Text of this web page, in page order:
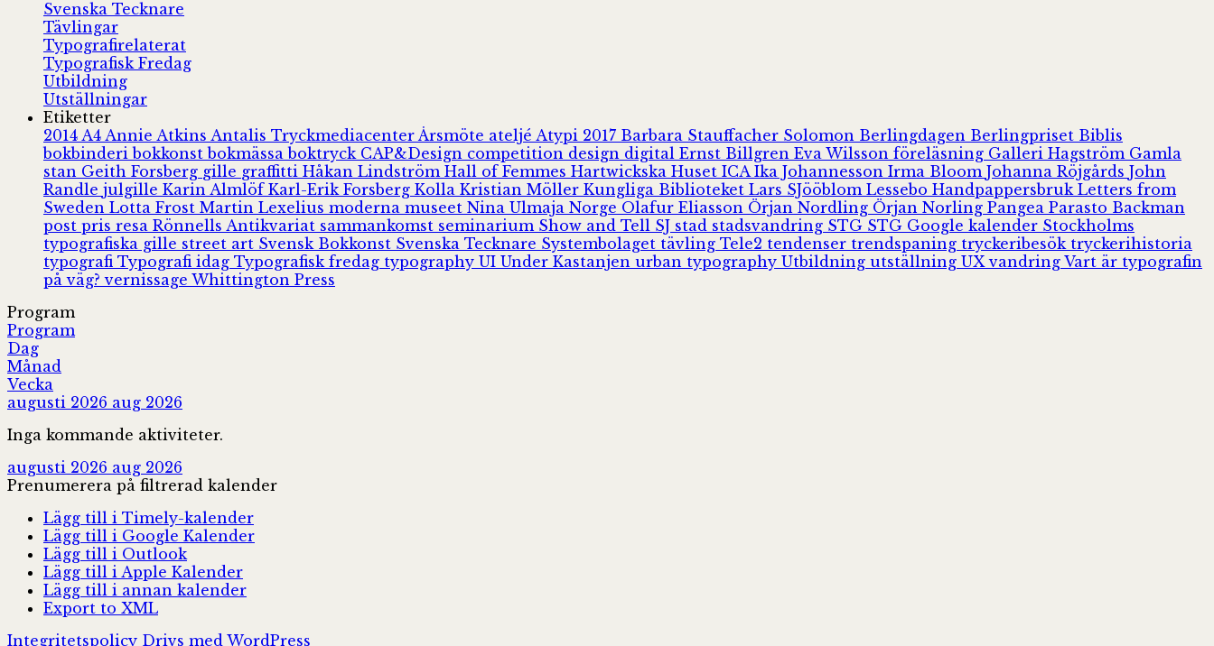
Svenska Tecknare
Tävlingar
Typografirelaterat
Typografisk Fredag
Utbildning
Utställningar
Etiketter
2014 A4 Annie Atkins Antalis Tryckmediacenter Årsmöte ateljé Atypi 2017 Barbara Stauffacher Solomon Berlingdagen Berlingpriset Biblis
bokbinderibokkonstbokmässaboktryck CAP&Design competition design digital Ernst Billgren Eva Wilsson föreläsning Galleri Hagström Gamla
stan Geith Forsberg gille graffitti Håkan Lindström Hall of Femmes Hartwickska Huset ICA Ika Johannesson Irma Bloom Johanna Röjgårds John
Randle julgille Karin Almlöf Karl-Erik Forsberg Kolla Kristian Möller Kungliga Biblioteket Lars SJööblom Lessebo Handpappersbruk Letters from
Sweden Lotta Frost Martin Lexelius moderna museet Nina Ulmaja Norge Olafur Eliasson Örjan Nordling Örjan Norling Pangea Parasto Backman
post pris resa Rönnells Antikvariat sammankomst seminarium Show and Tell SJ stad stadsvandring STG STG Google kalender Stockholms
typografiska gille street art Svensk Bokkonst Svenska Tecknare Systembolaget tävling Tele2 tendenser trendspaning tryckeribesök tryckerihistoria
typografi Typografi idag Typografisk fredag typography UI Under Kastanjen urban typography Utbildning utställning UXvandring Vart är typografin
på väg?vernissage Whittington Press
Program
Program
Dag
Månad
Vecka
augusti 2026 aug 2026
Inga kommande aktiviteter.
augusti 2026 aug 2026
Prenumerera på filtrerad kalender
Lägg till i Timely-kalender
Lägg till i Google Kalender
Lägg till i Outlook
Lägg till i Apple Kalender
Lägg till i annan kalender
Export to XML
Integritetspolicy Drivs med WordPress